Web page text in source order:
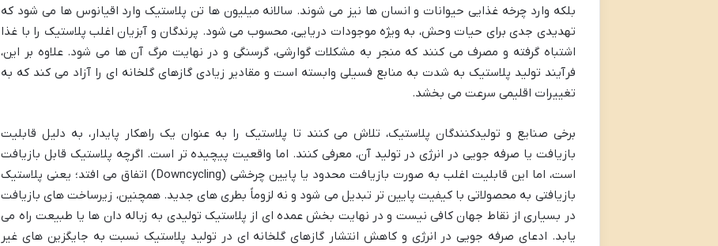
بلکه وارد چرخه غذایی حیوانات و انسان ها نیز می شوند. سالانه میلیون ها تن پلاستیک وارد اقیانوس ها می شود که
تهدیدی جدی برای حیات وحش، به ویژه موجودات دریایی، محسوب می شود. پرندگان و آبزیان اغلب پلاستیک را با غذا
اشتباه گرفته و مصرف می کنند که منجر به مشکلات گوارشی، گرسنگی و در نهایت مرگ آن ها می شود. علاوه بر این،
فرآیند تولید پلاستیک به شدت به منابع فسیلی وابسته است و مقادیر زیادی گازهای گلخانه ای را آزاد می کند که به
تغییرات اقلیمی سرعت می بخشد.
برخی صنایع و تولیدکنندگان پلاستیک، تلاش می کنند تا پلاستیک را به عنوان یک راهکار پایدار، به دلیل قابلیت
بازیافت یا صرفه جویی در انرژی در تولید آن، معرفی کنند. اما واقعیت پیچیده تر است. اگرچه پلاستیک قابل بازیافت
است، اما این قابلیت اغلب به صورت بازیافت محدود یا پایین چرخشی (Downcycling) اتفاق می افتد؛ یعنی پلاستیک
بازیافتی به محصولاتی با کیفیت پایین تر تبدیل می شود و نه لزوماً بطری های جدید. همچنین، زیرساخت های بازیافت
در بسیاری از نقاط جهان کافی نیست و در نهایت بخش عمده ای از پلاستیک تولیدی به زباله دان ها یا طبیعت راه می
یابد. ادعای صرفه جویی در انرژی و کاهش انتشار گازهای گلخانه ای در تولید پلاستیک نسبت به جایگزین های غیر